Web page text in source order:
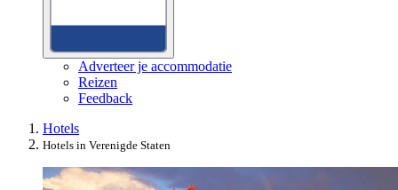
Adverteer je accommodatie
Reizen
Feedback
Hotels
Hotels in Verenigde Staten